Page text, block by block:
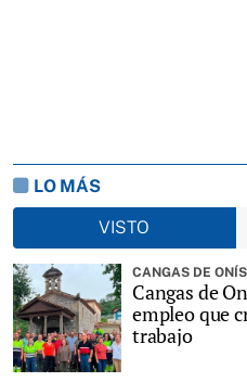
LO MÁS
VISTO
CANGAS DE ONÍS
Cangas de
empleo que
trabajo